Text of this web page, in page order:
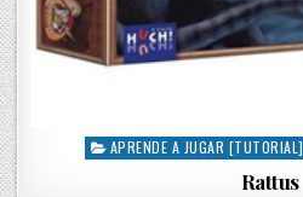
P
APRENDE A JUGAR [TUTORIAL]
Rattus